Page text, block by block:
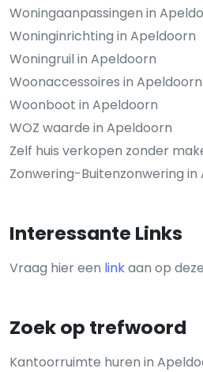
Woningaanpassingen in
Woninginrichting in Apeldoorn
Woningruil in Apeldoorn
Woonaccessoires in Apeldoorn
Woonboot in Apeldoorn
WOZ waarde in Apeldoorn
Zelf huis verkopen zonder
Zonwering-Buitenzonwering in
Interessante Links
Vraag hier een linkaan op
Zoek op trefwoord
Kantoorruimte huren in